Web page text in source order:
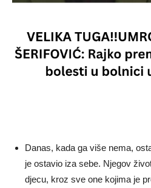
Danas, kada ga više nema,
je ostavio iza sebe. Njegov
djecu, kroz sve one kojima je